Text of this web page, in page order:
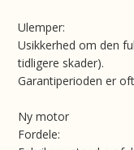
Ulemper:
Usikkerhed om den
tidligere skader).
Garantiperioden er
Ny motor
Fordele: